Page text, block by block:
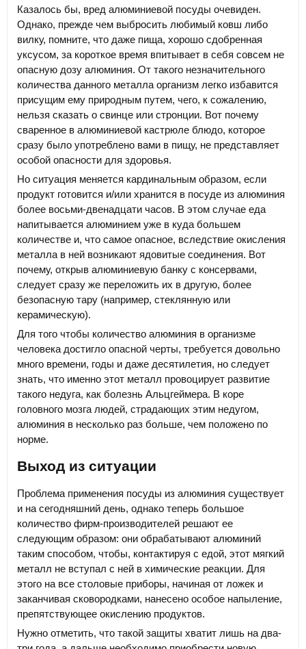
Казалось бы, вред алюминиевой посуды очевиден.
Однако, прежде чем выбросить любимый ковш либо
вилку, помните, что даже пища, хорошо сдобренная
уксусом, за короткое время впитывает в себя совсем не
опасную дозу алюминия. От такого незначительного
количества данного металла организм легко избавится
присущим ему природным путем, чего, к сожалению,
нельзя сказать о свинце или стронции. Вот почему
сваренное в алюминиевой кастрюле блюдо, которое
сразу было употреблено вами в пищу, не представляет
особой опасности для здоровья.
Но ситуация меняется кардинальным образом, если
продукт готовится и/или хранится в посуде из алюминия
более восьми-двенадцати часов. В этом случае еда
напитывается алюминием уже в куда большем
количестве и, что самое опасное, вследствие окисления
металла в ней возникают ядовитые соединения. Вот
почему, открыв алюминиевую банку с консервами,
следует сразу же переложить их в другую, более
безопасную тару (например, стеклянную или
керамическую).
Для того чтобы количество алюминия в организме
человека достигло опасной черты, требуется довольно
много времени, годы и даже десятилетия, но следует
знать, что именно этот металл провоцирует развитие
такого недуга, как болезнь Альцгеймера. В коре
головного мозга людей, страдающих этим недугом,
алюминия в несколько раз больше, чем положено по
норме.
Выход из ситуации
Проблема применения посуды из алюминия существует
и на сегодняшний день, однако теперь большое
количество фирм-производителей решают ее
следующим образом: они обрабатывают алюминий
таким способом, чтобы, контактируя с едой, этот мягкий
металл не вступал с ней в химические реакции. Для
этого на все столовые приборы, начиная от ложек и
заканчивая сковородками, нанесено особое напыление,
препятствующее окислению продуктов.
Нужно отметить, что такой защиты хватит лишь на два-